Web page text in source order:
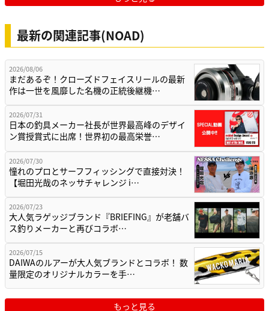
最新の関連記事(NOAD)
2026/08/06
まだあるぞ！クローズドフェイスリールの最新
作は一世を風靡した名機の正統後継機…
2026/07/31
日本の釣具メーカー社長が世界最高峰のデザイ
ン賞授賞式に出席！世界初の最高栄誉…
2026/07/30
憧れのプロとサーフフィッシングで直接対決！
【堀田光哉のネッサチャレンジ i…
2026/07/23
大人気ラゲッジブランド『BRIEFING』が老舗バ
ス釣りメーカーと再びコラボ…
2026/07/15
DAIWAのルアーが大人気ブランドとコラボ！ 数
量限定のオリジナルカラーを手…
もっと見る